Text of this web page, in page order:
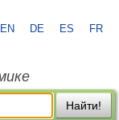
EN DE ES FR
Найти!